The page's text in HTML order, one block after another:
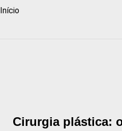
Início
Cirurgia plástica: